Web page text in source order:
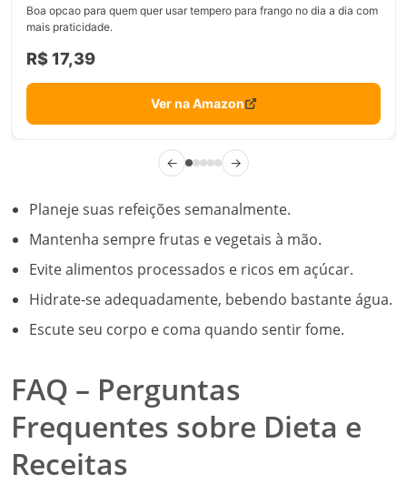
Boa opcao para quem quer usar tempero para frango no dia a dia com
mais praticidade.
R$ 17,39
Ver na Amazon
← →
Planeje suas refeições semanalmente.
Mantenha sempre frutas e vegetais à mão.
Evite alimentos processados e ricos em açúcar.
Hidrate-se adequadamente, bebendo bastante água.
Escute seu corpo e coma quando sentir fome.
FAQ – Perguntas
Frequentes sobre Dieta e
Receitas